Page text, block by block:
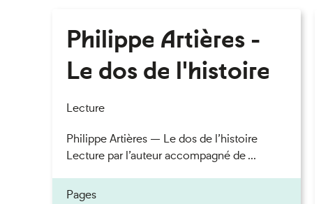
Philippe Artières -
Le dos de l'histoire
Lecture
Philippe Artières — Le dos de l’histoire
Lecture par l’auteur accompagné de ...
Pages